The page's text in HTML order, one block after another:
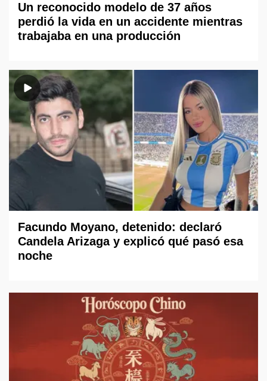
Un reconocido modelo de 37 años
perdió la vida en un accidente mientras
trabajaba en una producción
Facundo Moyano, detenido: declaró
Candela Arizaga y explicó qué pasó esa
noche